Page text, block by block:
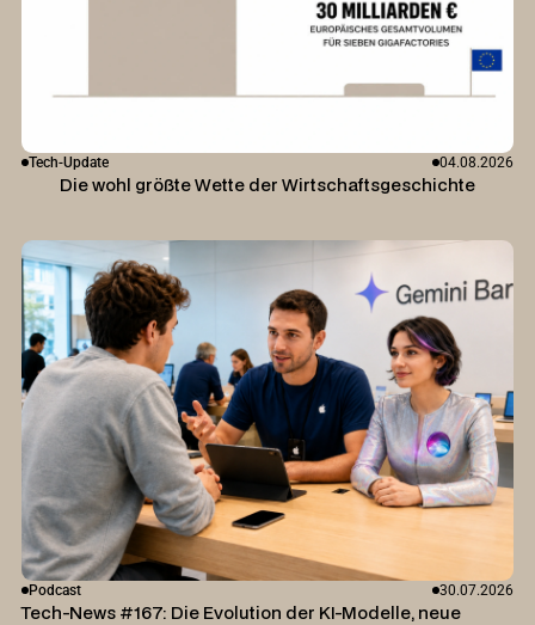
Tech-Update 04.08.2026
Die wohl größte Wette der Wirtschaftsgeschichte
Podcast 30.07.2026
Tech-News #167: Die Evolution der KI-Modelle, neue